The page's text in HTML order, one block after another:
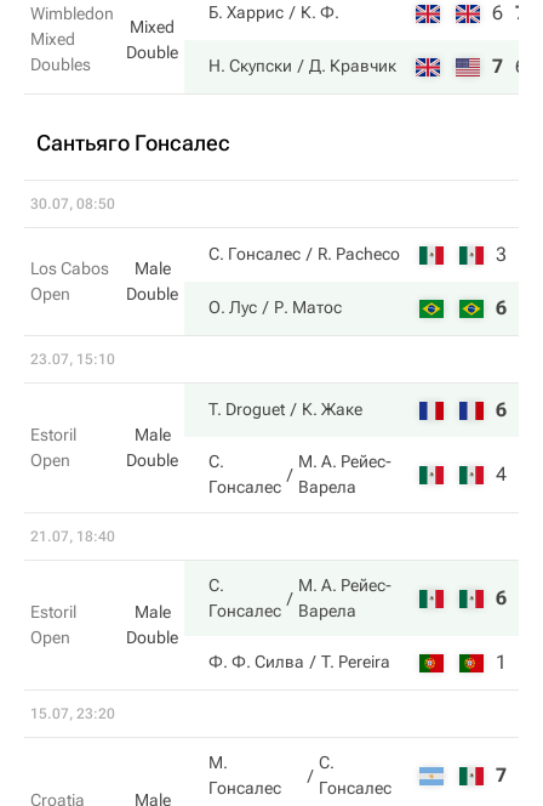
Wimbledon
Mixed
Doubles
Mixed
Double
Б. Харрис К. Ф. 6 7
Н. Скупски Д. Кравчик 7 6
Сантьяго Гонсалес
30.07, 08:50
Los Cabos
Open
Male
Double
С. Гонсалес R. Pacheco 3
О. Лус Р. Матос 6
23.07, 15:10
Estoril
Open
Male
Double
T. Droguet К. Жаке 6
С.
Гонсалес
М. А. Рейес-
Варела
4
21.07, 18:40
Estoril
Open
Male
Double
С.
Гонсалес
М. А. Рейес-
Варела
6
Ф. Ф. Силва T. Pereira 1
15.07, 23:20
Croatia Male
М.
Гонсалес
С.
Гонсалес
7